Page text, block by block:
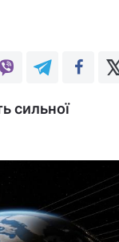
сильної